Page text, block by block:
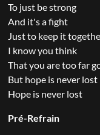
To just be strong
And it's a fight
Just to keep it
I know you think
That you are too far
But hope is never lost
Hope is never lost
Pré-Refrain